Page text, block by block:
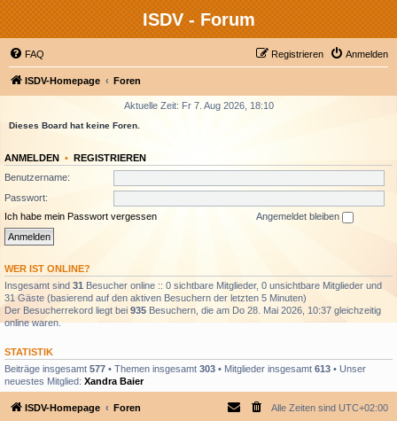
ISDV - Forum
FAQ Anmelden
Registrieren
ISDV-Homepage Foren
Aktuelle Zeit: Fr 7. Aug 2026, 18:10
Dieses Board hat keine Foren.
ANMELDEN • REGISTRIEREN
Benutzername:
Passwort:
Ich habe mein Passwort vergessen
Angemeldet bleiben
WER IST ONLINE?
Insgesamt sind 31 Besucher online :: 0 sichtbare Mitglieder, 0 unsichtbare Mitglieder und
31 Gäste (basierend auf den aktiven Besuchern der letzten 5 Minuten)
Der Besucherrekord liegt bei 935 Besuchern, die am Do 28. Mai 2026, 10:37 gleichzeitig
online waren.
STATISTIK
Beiträge insgesamt 577 • Themen insgesamt 303 • Mitglieder insgesamt 613 • Unser
neuestes Mitglied: Xandra Baier
ISDV-Homepage Foren Alle Zeiten sind UTC+02:00